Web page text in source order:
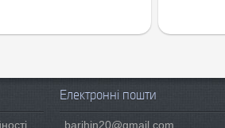
Електронні пошти
barihin20@gmail.com